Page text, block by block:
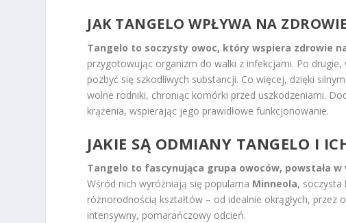
JAK TANGELO WPŁYWA NA
Tangelo to soczysty owoc, który wspiera zdrowie
przygotowując organizm do walki z infekcjami. Po
pozbyć się szkodliwych substancji. Co więcej, dzięki
wolne rodniki, chroniąc komórki przed uszkodzeniami.
krążenia, wspierając jego prawidłowe funkcjonowanie.
JAKIE SĄ ODMIANY TANGELO I
Tangelo to fascynująca grupa owoców, powstała
Wśród nich wyróżniają się popularna Minneola, soczysta
różnorodnością kształtów – od idealnie okrągłych,
intensywny, pomarańczowy odcień.